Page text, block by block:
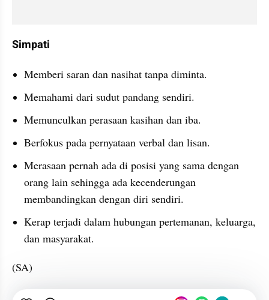
Simpati
Memberi saran dan nasihat tanpa diminta.
Memahami dari sudut pandang sendiri.
Memunculkan perasaan kasihan dan iba.
Berfokus pada pernyataan verbal dan lisan.
Merasaan pernah ada di posisi yang sama dengan
orang lain sehingga ada kecenderungan
membandingkan dengan diri sendiri.
Kerap terjadi dalam hubungan pertemanan, keluarga,
dan masyarakat.
(SA)